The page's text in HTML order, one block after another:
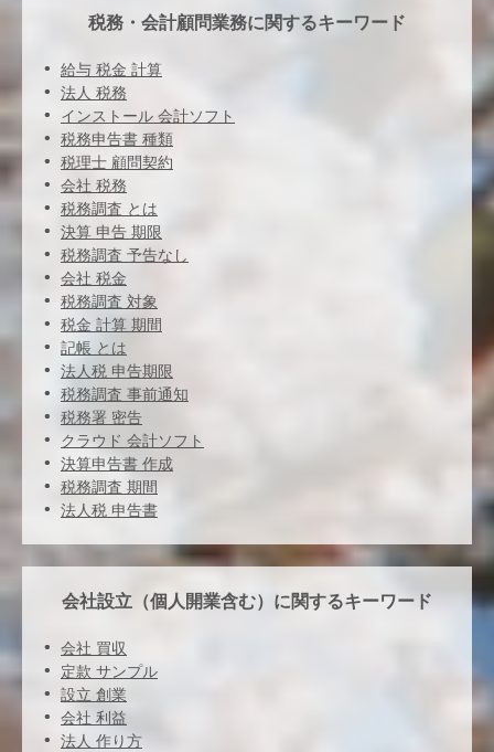
税務・会計顧問業務に関するキーワード
給与 税金 計算
法人 税務
インストール 会計ソフト
税務申告書 種類
税理士 顧問契約
会社 税務
税務調査 とは
決算 申告 期限
税務調査 予告なし
会社 税金
税務調査 対象
税金 計算 期間
記帳 とは
法人税 申告期限
税務調査 事前通知
税務署 密告
クラウド 会計ソフト
決算申告書 作成
税務調査 期間
法人税 申告書
会社設立（個人開業含む）に関するキーワード
会社 買収
定款 サンプル
設立 創業
会社 利益
法人 作り方